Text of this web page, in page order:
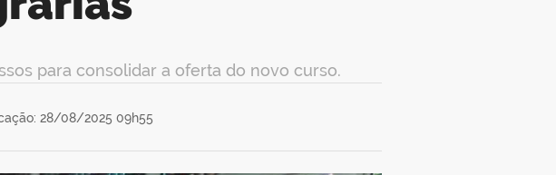
para consolidar a oferta do novo curso.
28/08/2025 09h55